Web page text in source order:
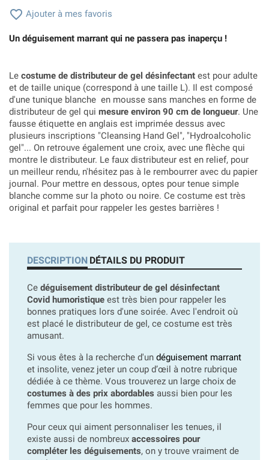
 Ajouter à mes favoris
Un déguisement marrant qui ne passera pas inaperçu !
Le costume de distributeur de gel désinfectant est pour adulte
et de taille unique (correspond à une taille L). Il est composé
d'une tunique blanche en mousse sans manches en forme de
distributeur de gel qui mesure environ 90 cm de longueur. Une
fausse étiquette en anglais est imprimée dessus avec
plusieurs inscriptions "Cleansing Hand Gel", "Hydroalcoholic
gel"... On retrouve également une croix, avec une flèche qui
montre le distributeur. Le faux distributeur est en relief, pour
un meilleur rendu, n'hésitez pas à le rembourrer avec du papier
journal. Pour mettre en dessous, optes pour tenue simple
blanche comme sur la photo ou noire. Ce costume est très
original et parfait pour rappeler les gestes barrières !
DESCRIPTION DÉTAILS DU PRODUIT
Ce déguisement distributeur de gel désinfectant
Covid humoristique est très bien pour rappeler les
bonnes pratiques lors d'une soirée. Avec l'endroit où
est placé le distributeur de gel, ce costume est très
amusant.
Si vous êtes à la recherche d'un déguisement marrant
et insolite, venez jeter un coup d’œil à notre rubrique
dédiée à ce thème. Vous trouverez un large choix de
costumes à des prix abordables aussi bien pour les
femmes que pour les hommes.
Pour ceux qui aiment personnaliser les tenues, il
existe aussi de nombreux accessoires pour
compléter les déguisements, on y trouve vraiment de